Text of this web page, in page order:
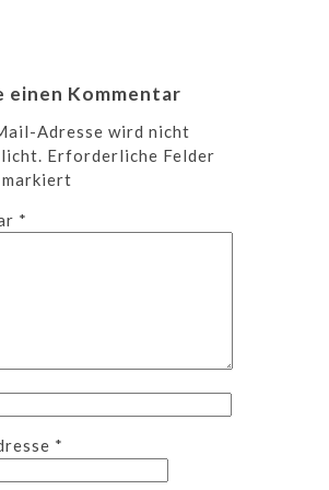
einen Kommentar
Adresse wird nicht
Erforderliche Felder
markiert
*
*